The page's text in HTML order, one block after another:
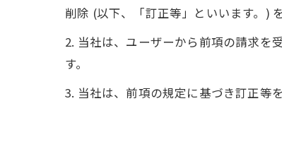
削除 (以下、「訂正等」といいます。)
2. 当社は、ユーザーから前項の請求を
す。
3. 当社は、前項の規定に基づき訂正等